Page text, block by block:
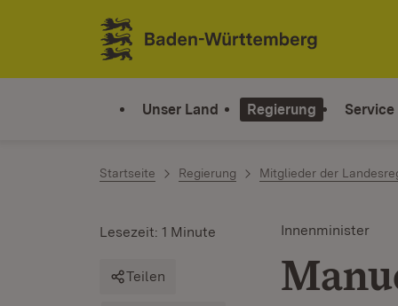
Zum Inhalt springen
Link zur Startseite
Unser Land Regierung Service
Startseite Regierung Mitglieder der
Innenminister
Lesezeit: 1 Minute
Teilen